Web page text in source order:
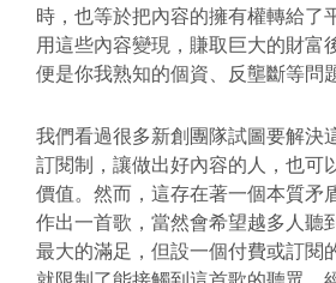
時，也等於把內容的擁有權轉給了
用這些內容變現，賺取巨大的財富
便是你我熟知的個資、反壟斷等問
我們看過很多新創團隊試圖要解決
訂閱制，讓做出好內容的人，也可
價值。然而，這存在著一個本質矛
作出一首歌，當然會希望越多人聽
最大的滿足，但設一個付費或訂閱